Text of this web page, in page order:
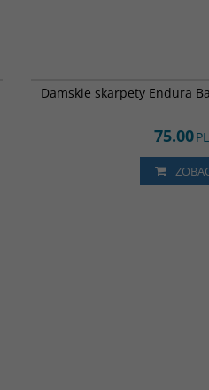
Damskie skarpety Endura
75.00